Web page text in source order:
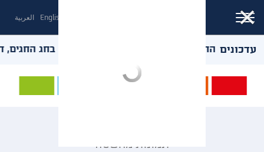
English العربية
עדכונים
ואירועי החוץ - באהבה, תקווה ושמחה. נפגש בחג החגים,
תמונות מהשטח